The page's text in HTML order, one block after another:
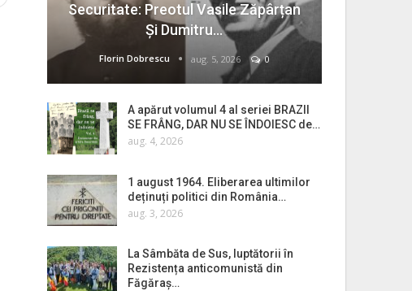
Securitate: Preotul Vasile Zăpârțan
Și Dumitru…
Florin Dobrescu aug. 5, 2026 0
A apărut volumul 4 al seriei BRAZII
SE FRÂNG, DAR NU SE ÎNDOIESC de…
aug. 4, 2026
1 august 1964. Eliberarea ultimilor
deținuți politici din România…
aug. 3, 2026
La Sâmbăta de Sus, luptătorii în
Rezistența anticomunistă din
Făgăraș…